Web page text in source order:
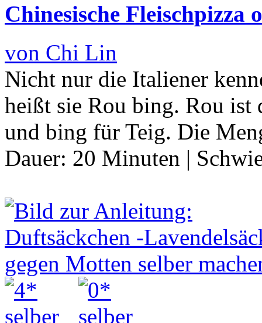
Chinesische Fleischpizza
von Chi Lin
Nicht nur die Italiener
heißt sie Rou bing. Rou ist
und bing für Teig. Die
Dauer: 20 Minuten |